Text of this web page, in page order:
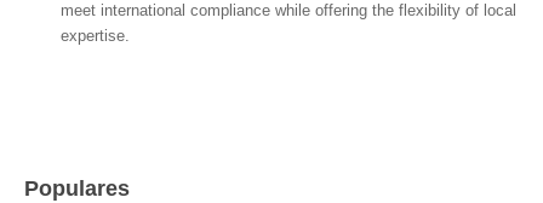
meet international compliance while offering the flexibility of local
expertise.
Populares